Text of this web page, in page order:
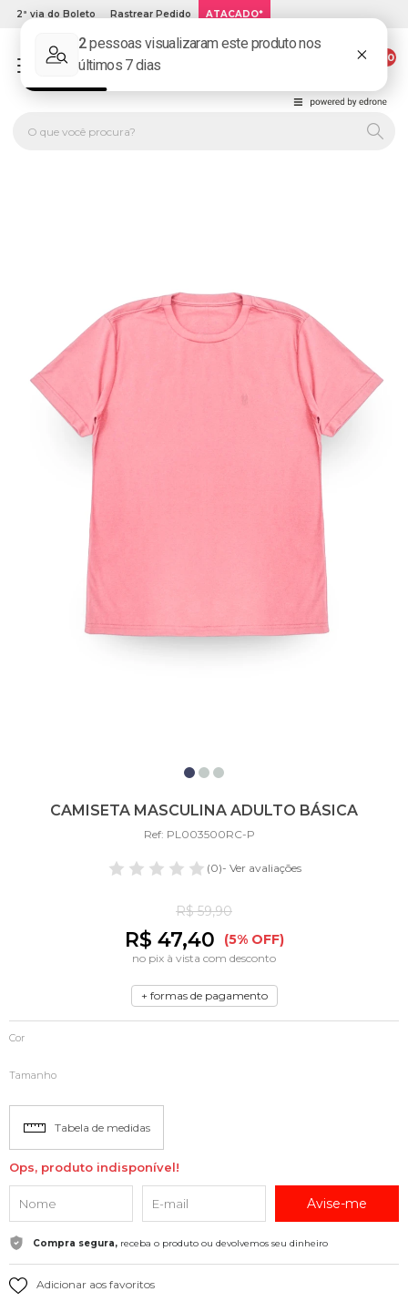
2ª via do Boleto Rastrear Pedido ATACADO*
PLATINUM KIDS: LOJA DE ROUPA INFANTIL ONLINE.
00
CAMISETA MASCULINA ADULTO BÁSICA
Ref: PL003500RC-P
(0)- Ver avaliações
R$ 59,90
R$ 47,40 (5% OFF)
no pix à vista com desconto
+ formas de pagamento
Cor
Tamanho
Tabela de medidas
Ops, produto indisponível!
Avise-me
Compra segura, receba o produto ou devolvemos seu dinheiro
Adicionar aos favoritos